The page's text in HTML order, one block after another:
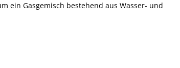
ein Gasgemisch bestehend aus Wasser- und